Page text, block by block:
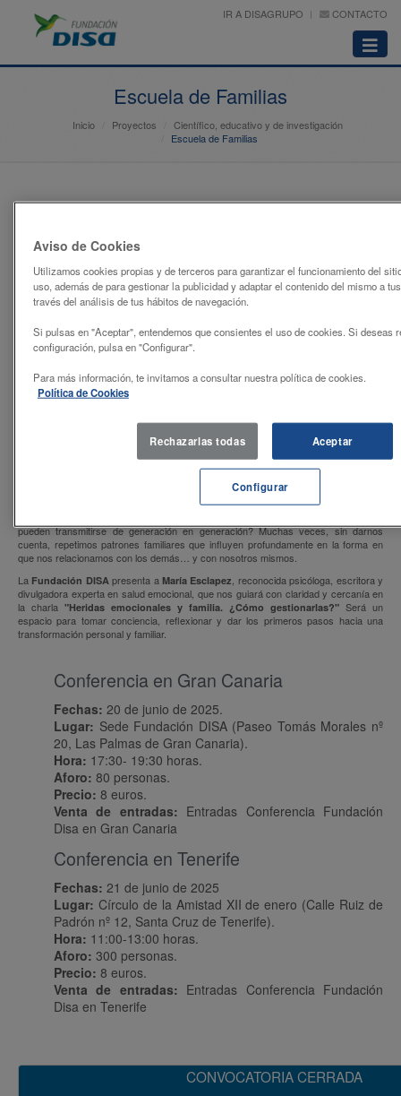
IR A DISAGRUPO
CONTACTO
Abrir
menú
Escuela de Familias
Inicio Proyectos
Científico, educativo y de investigación
Escuela de Familias
Nueva sesión de Escuela de familias y de profes-Fundación DISA. MARÍA
pueden transmitirse de generación en generación? Muchas veces, sin darnos
cuenta, repetimos patrones familiares que influyen profundamente en la forma en
que nos relacionamos con los demás… y con nosotros mismos.
La Fundación DISA presenta aMaría Esclapez , reconocida psicóloga, escritora y
divulgadora experta en salud emocional, que nos guiará con claridad y cercanía en
la charla "Heridas emocionales y familia. ¿Cómo gestionarlas?" Será un
espacio para tomar conciencia, reflexionar y dar los primeros pasos hacia una
transformación personal y familiar.
Conferencia en Gran Canaria
Fechas: 20 de junio de 2025.
Lugar: Sede Fundación DISA (Paseo Tomás Morales nº
20, Las Palmas de Gran Canaria).
Hora: 17:30- 19:30 horas.
Aforo: 80 personas.
Precio: 8 euros.
Venta de entradas: Entradas Conferencia Fundación
Disa en Gran Canaria
Conferencia en Tenerife
Fechas: 21 de junio de 2025
Lugar: Círculo de la Amistad XII de enero (Calle Ruiz de
Padrón nº 12, Santa Cruz de Tenerife).
Hora: 11:00-13:00 horas.
Aforo: 300 personas.
Precio: 8 euros.
Venta de entradas: Entradas Conferencia Fundación
Disa en Tenerife
CONVOCATORIA CERRADA
Aviso de Cookies
Utilizamos cookies propias y de terceros para garantizar el funcionamiento del
uso, además de para gestionar la publicidad y adaptar el contenido del mismo a
través del análisis de tus hábitos de navegación.
Si pulsas en "Aceptar", entendemos que consientes el uso de cookies. Si deseas
configuración, pulsa en "Configurar".
Para más información, te invitamos a consultar nuestra política de cookies.
Política de Cookies
Rechazarlas todas Aceptar
Configurar